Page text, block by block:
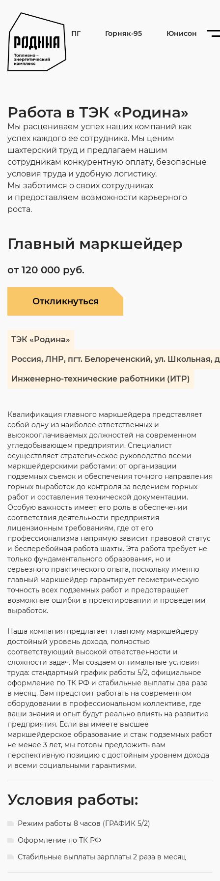
ПГ Горняк-95 Юнисон
Работа в ТЭК «Родина»
Мы расцениваем успех наших компаний как
успех каждого ее сотрудника. Мы ценим
шахтерский труд и предлагаем нашим
сотрудникам конкурентную оплату, безопасные
условия труда и удобную логистику.
Мы заботимся о своих сотрудниках
и предоставляем возможности карьерного
роста.
Главный маркшейдер
от 120 000 руб.
Откликнуться
ТЭК «Родина»
Россия, ЛНР, пгт. Белореченский, ул. Школьная,
Инженерно-технические работники (ИТР)
Квалификация главного маркшейдера представляет
собой одну из наиболее ответственных и
высокооплачиваемых должностей на современном
угледобывающем предприятии. Специалист
осуществляет стратегическое руководство всеми
маркшейдерскими работами: от организации
подземных съемок и обеспечения точного направления
горных выработок до контроля за ведением горных
работ и составления технической документации.
Особую важность имеет его роль в обеспечении
соответствия деятельности предприятия
лицензионным требованиям, где от его
профессионализма напрямую зависит правовой статус
и бесперебойная работа шахты. Эта работа требует не
только фундаментального образования, но и
серьезного практического опыта, поскольку именно
главный маркшейдер гарантирует геометрическую
точность всех подземных работ и предотвращает
возможные ошибки в проектировании и проведении
выработок.
Наша компания предлагает главному маркшейдеру
достойный уровень дохода, полностью
соответствующий высокой ответственности и
сложности задач. Мы создаем оптимальные условия
труда: стандартный график работы 5/2, официальное
оформление по ТК РФ и стабильные выплаты два раза
в месяц. Вам предстоит работать на современном
оборудовании в профессиональном коллективе, где
ваши знания и опыт будут реально влиять на развитие
предприятия. Если вы имеете высшее
маркшейдерское образование и стаж подземных работ
не менее 3 лет, мы готовы предложить вам
перспективную позицию с достойным уровнем дохода
и всеми социальными гарантиями.
Условия работы:
Режим работы 8 часов (ГРАФИК 5/2)
Оформление по ТК РФ
Стабильные выплаты зарплаты 2 раза в месяц